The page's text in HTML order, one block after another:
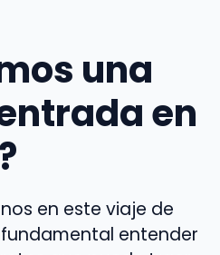
una
en
en este viaje de
entender